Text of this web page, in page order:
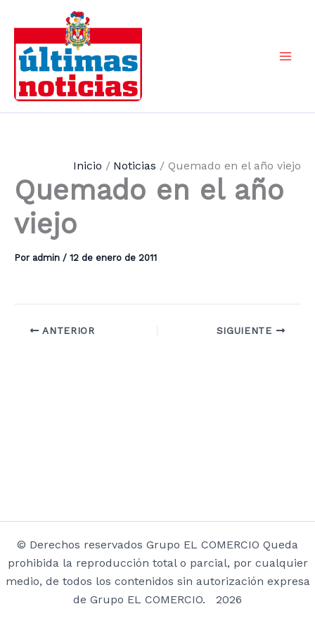
contenido
Inicio Noticias Quemado en el año viejo
Quemado en el año
viejo
Por admin / 12 de enero de 2011
ANTERIOR SIGUIENTE
© Derechos reservados Grupo EL COMERCIO Queda
prohibida la reproducción total o parcial, por cualquier
medio, de todos los contenidos sin autorización expresa
de Grupo EL COMERCIO. 2026